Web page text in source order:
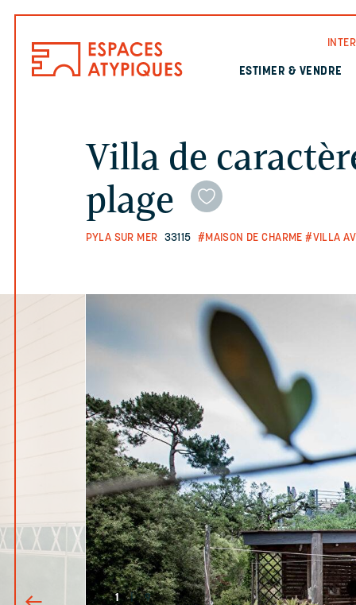
ESTIMER & VENDRE
Villa de
plage
PYLA SUR MER 33115 #MAISON DE CHARME #VILLA
1 | 9